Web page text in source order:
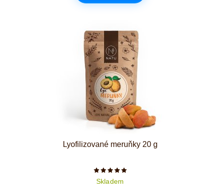
Lyofilizované meruňky 20 g
Počet hvězdiček je 5 z 5
Skladem